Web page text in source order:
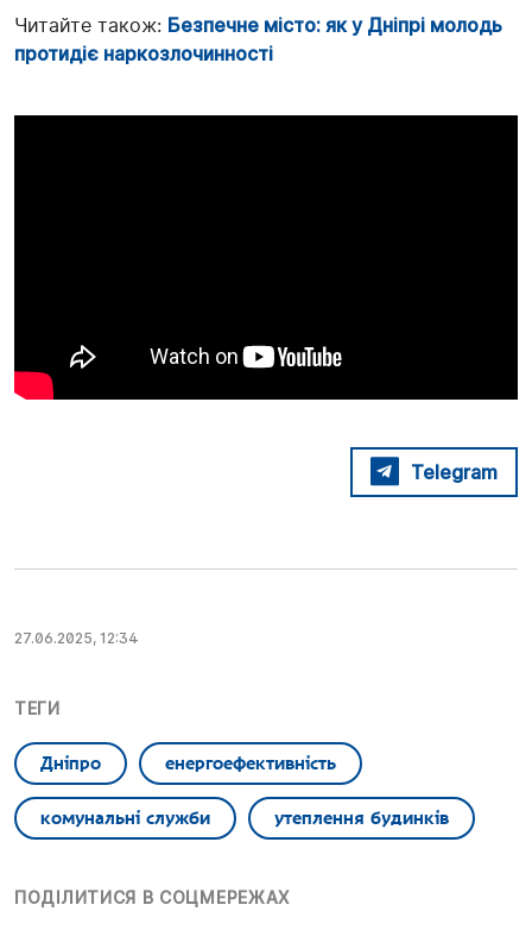
Читайте також: Безпечне місто: як у Дніпрі молодь
протидіє наркозлочинності
Telegram
27.06.2025, 12:34
ТЕГИ
Дніпро енергоефективність
комунальні служби утеплення будинків
ПОДІЛИТИСЯ В СОЦМЕРЕЖАХ